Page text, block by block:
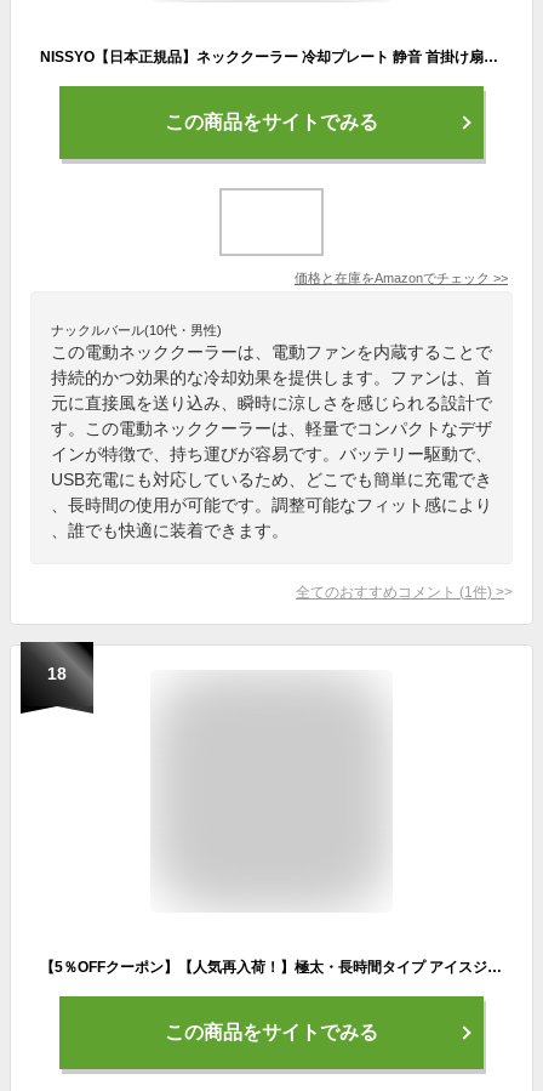
NISSYO【日本正規品】ネッククーラー 冷却プレート 静音 首掛け扇風機 ネックファン 強力 長時間連続稼働 人間工学設計 軽量 3段階風量調整 360度送風 USB充電式 ギフト ペルチェ 強風 大容量 携帯クーラー 小型 首掛けクーラー 熱中症対策 プレゼント 一年保証 ロイヤルブルー
この商品をサイトでみる
価格と在庫をAmazonでチェック >>
ナックルバール(10代・男性)
この電動ネッククーラーは、電動ファンを内蔵することで
持続的かつ効果的な冷却効果を提供します。ファンは、首
元に直接風を送り込み、瞬時に涼しさを感じられる設計で
す。この電動ネッククーラーは、軽量でコンパクトなデザ
インが特徴で、持ち運びが容易です。バッテリー駆動で、
USB充電にも対応しているため、どこでも簡単に充電でき
、長時間の使用が可能です。調整可能なフィット感により
、誰でも快適に装着できます。
全てのおすすめコメント (1 件) >
18
【5％OFFクーポン】【人気再入荷！】極太・長時間タイプ アイスジー ICEG 3.0 リバーシブルデザイン 首元冷却 ネッククーラー 山真製鋸 アイスG【メール便送料無料】【DM】
この商品をサイトでみる